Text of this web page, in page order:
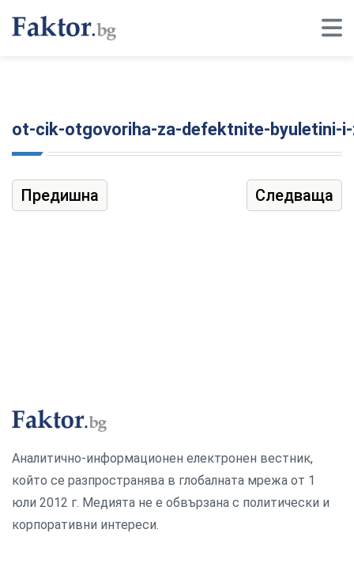
ot-cik-otgovoriha-za-defektnite-byuletini-
Предишна Следваща
Аналитично-информационен електронен вестник,
който се разпространява в глобалната мрежа от 1
юли 2012 г. Медията не е обвързана с политически и
корпоративни интереси.